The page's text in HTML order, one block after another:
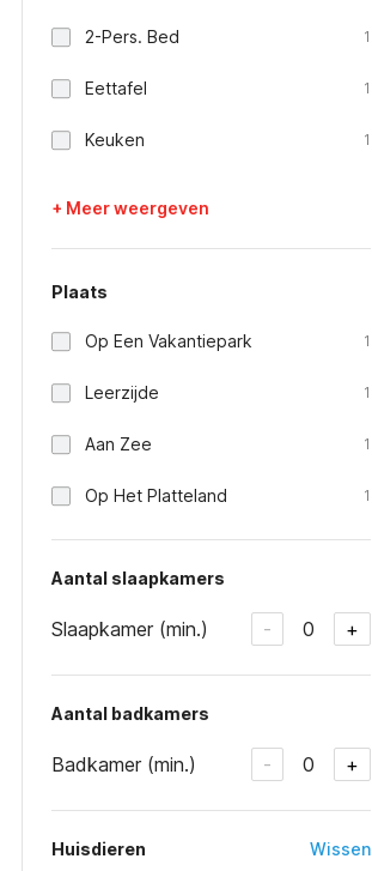
2-Pers. Bed 1
Eettafel 1
Keuken 1
+ Meer weergeven
Plaats
Op Een Vakantiepark 1
Leerzijde 1
Aan Zee 1
Op Het Platteland 1
Aantal slaapkamers
Slaapkamer (min.) - 0 +
Aantal badkamers
Badkamer (min.) - 0 +
Huisdieren Wissen